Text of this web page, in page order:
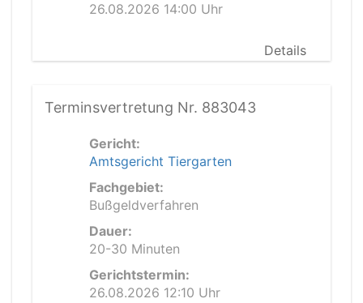
26.08.2026 14:00 Uhr
Details
Terminsvertretung Nr. 883043
Gericht:
Amtsgericht Tiergarten
Fachgebiet:
Bußgeldverfahren
Dauer:
20-30 Minuten
Gerichtstermin:
26.08.2026 12:10 Uhr